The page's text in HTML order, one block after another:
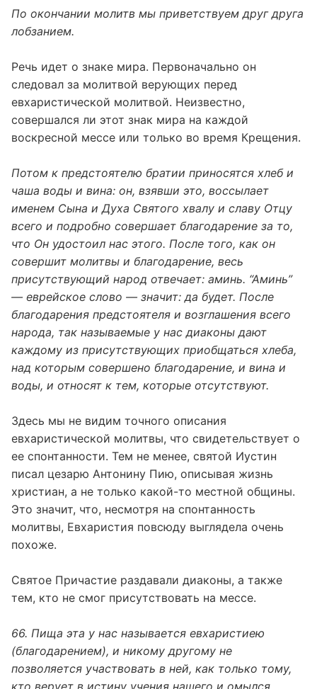
По окончании молитв мы приветствуем друг друга
лобзанием.
Речь идет о знаке мира. Первоначально он
следовал за молитвой верующих перед
евхаристической молитвой. Неизвестно,
совершался ли этот знак мира на каждой
воскресной мессе или только во время Крещения.
Потом к предстоятелю братии приносятся хлеб и
чаша воды и вина: он, взявши это, воссылает
именем Сына и Духа Святого хвалу и славу Отцу
всего и подробно совершает благодарение за то,
что Он удостоил нас этого. После того, как он
совершит молитвы и благодарение, весь
присутствующий народ отвечает: аминь. “Аминь”
— еврейское слово — значит: да будет. После
благодарения предстоятеля и возглашения всего
народа, так называемые у нас диаконы дают
каждому из присутствующих приобщаться хлеба,
над которым совершено благодарение, и вина и
воды, и относят к тем, которые отсутствуют.
Здесь мы не видим точного описания
евхаристической молитвы, что свидетельствует о
ее спонтанности. Тем не менее, святой Иустин
писал цезарю Антонину Пию, описывая жизнь
христиан, а не только какой-то местной общины.
Это значит, что, несмотря на спонтанность
молитвы, Евхаристия повсюду выглядела очень
похоже.
Святое Причастие раздавали диаконы, а также
тем, кто не смог присутствовать на мессе.
66. Пища эта у нас называется евхаристиею
(благодарением), и никому другому не
позволяется участвовать в ней, как только тому,
кто верует в истину учения нашего и омылся